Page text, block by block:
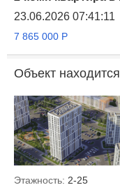
23.06.2026 07:41:11
7 865 000 Р
Объект
Этажность: 2-25